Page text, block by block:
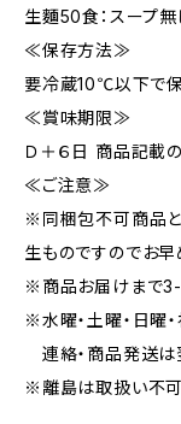
生麵50食：スープ
≪保存方法≫
要冷蔵10℃以下で保
≪賞味期限≫
Ｄ＋６日 商品記載
≪ご注意≫
※同梱包不可商品と
生ものですのでお早
※商品お届けまで3-
※水曜・土曜・日曜
連絡・商品発送は
※離島は取扱い不可